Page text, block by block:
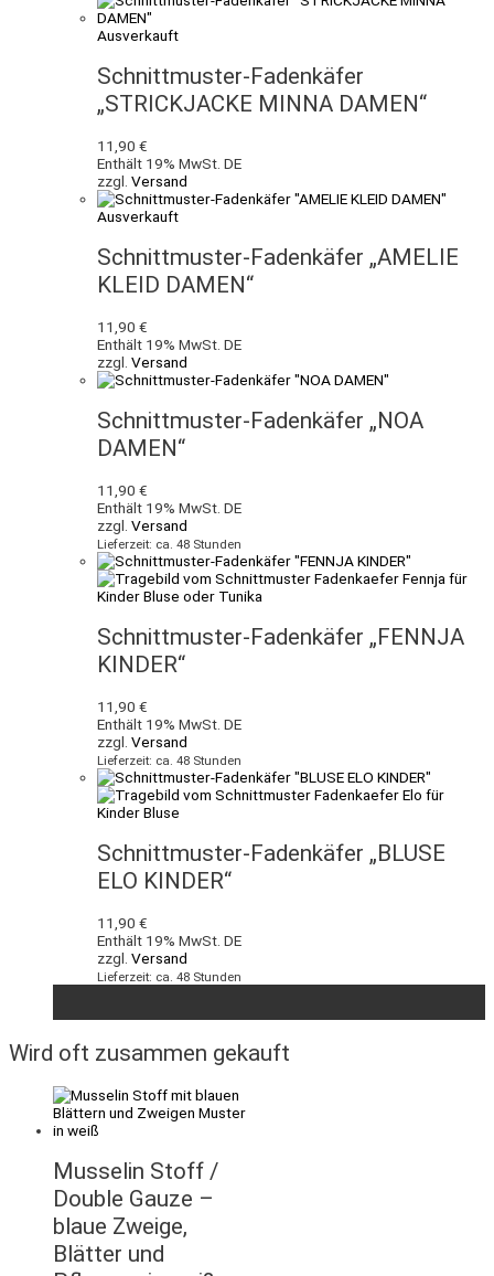
Ausverkauft
Schnittmuster-Fadenkäfer
„STRICKJACKE MINNA DAMEN“
11,90 €
Enthält 19% MwSt. DE
zzgl. Versand
Ausverkauft
Schnittmuster-Fadenkäfer „AMELIE
KLEID DAMEN“
11,90 €
Enthält 19% MwSt. DE
zzgl. Versand
Schnittmuster-Fadenkäfer „NOA
DAMEN“
11,90 €
Enthält 19% MwSt. DE
zzgl. Versand
Lieferzeit: ca. 48 Stunden
Schnittmuster-Fadenkäfer „FENNJA
KINDER“
11,90 €
Enthält 19% MwSt. DE
zzgl. Versand
Lieferzeit: ca. 48 Stunden
Schnittmuster-Fadenkäfer „BLUSE
ELO KINDER“
11,90 €
Enthält 19% MwSt. DE
zzgl. Versand
Lieferzeit: ca. 48 Stunden
Wird oft zusammen gekauft
Musselin Stoff /
Double Gauze –
blaue Zweige,
Blätter und